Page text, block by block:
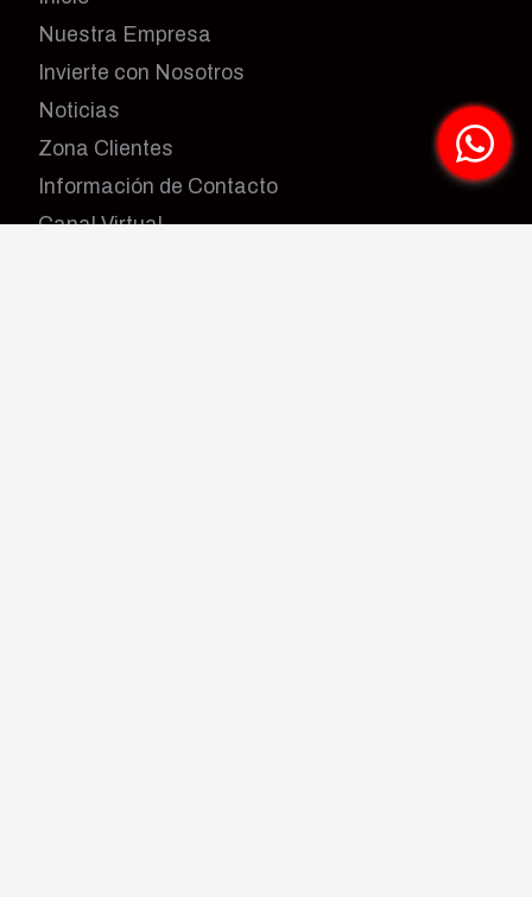
Nuestra Empresa
Invierte con Nosotros
Noticias
Zona Clientes
Información de Contacto
Canal Virtual